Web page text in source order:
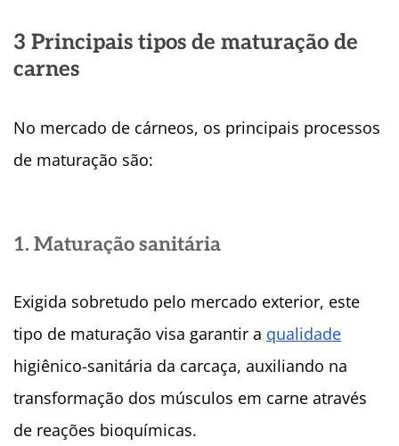
3 Principais tipos de maturação de
carnes
No mercado de cárneos, os principais processos
de maturação são:
1. Maturação sanitária
Exigida sobretudo pelo mercado exterior, este
tipo de maturação visa garantir a qualidade
higiênico-sanitária da carcaça, auxiliando na
transformação dos músculos em carne através
de reações bioquímicas.